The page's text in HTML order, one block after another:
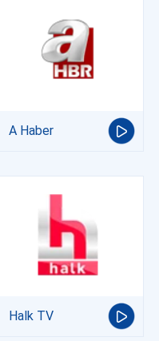
A Haber
Halk TV